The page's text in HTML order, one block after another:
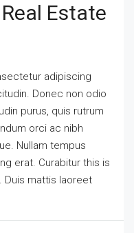
Estate
adipiscing
Donec non odio
purus, quis rutrum
orci ac nibh
Nullam tempus
erat. Curabitur this is
Duis mattis laoreet